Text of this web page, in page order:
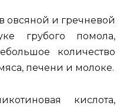
овсяной и гречневой
грубого помола,
количество
печени и молоке.
кислота,